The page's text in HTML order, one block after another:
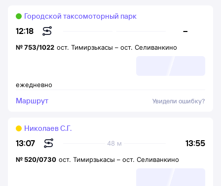
12:18 –
Городской таксомоторный парк
ежедневно
№753/1022 ост. Тимирзькасы – ост. Селиванкино
Маршрут Увидели ошибку?
13:07 13:55
48 м
Николаев С.Г.
№ 520/0730 ост. Тимирзькасы – ост. Селиванкино